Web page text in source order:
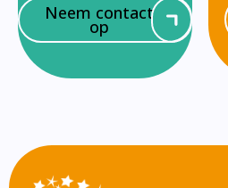
Neem contact
op